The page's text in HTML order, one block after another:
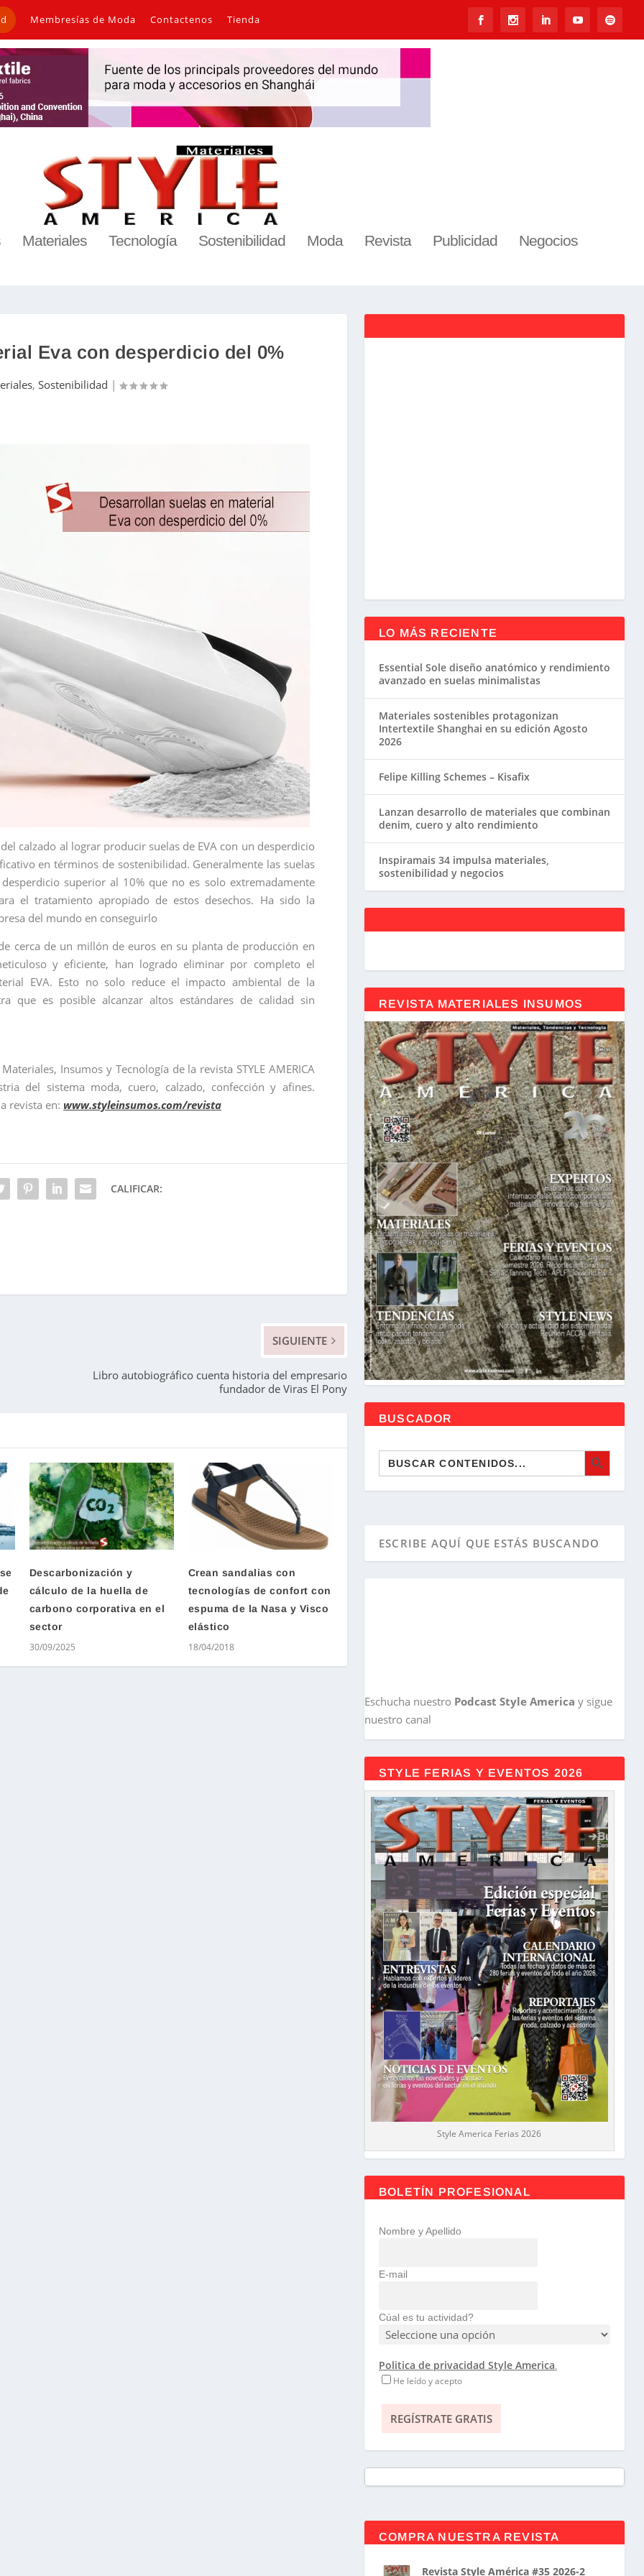
Membresías de Moda Contactenos Tienda
Materiales Tecnología Sostenibilidad Moda Revista Publicidad Negocios
Eva con desperdicio del 0%
,Sostenibilidad |
calzado al lograr producir suelas de EVA con un desperdicio
en términos de sostenibilidad. Generalmente las suelas
superior al 10% que no es solo extremadamente
el tratamiento apropiado de estos desechos. Ha sido la
del mundo en conseguirlo
cerca de un millón de euros en su planta de producción en
y eficiente, han logrado eliminar por completo el
EVA. Esto no solo reduce el impacto ambiental de la
que es posible alcanzar altos estándares de calidad sin
Insumos y Tecnología de la revista STYLE AMERICA
del sistema moda, cuero, calzado, confección y afines.
revista en: www.styleinsumos.com/revista
CALIFICAR:
SIGUIENTE
Libro autobiográfico cuenta historia del empresario
fundador de Viras El Pony
Descarbonización y
cálculo de la huella de
carbono corporativa en el
sector
30/09/2025
Crean sandalias con
tecnologías de confort con
espuma de la Nasa y Visco
elástico
18/04/2018
LO MÁS RECIENTE
Essential Sole diseño anatómico y rendimiento
avanzado en suelas minimalistas
Materiales sostenibles protagonizan
Intertextile Shanghai en su edición Agosto
2026
Felipe Killing Schemes – Kisafix
Lanzan desarrollo de materiales que combinan
denim, cuero y alto rendimiento
Inspiramais 34 impulsa materiales,
sostenibilidad y negocios
REVISTA MATERIALES INSUMOS
BUSCADOR
Buscar: BOTÓN DE BÚSQUEDA
Eschucha nuestro Podcast Style America y sigue
nuestro canal
STYLE FERIAS Y EVENTOS 2026
Style America Ferias 2026
BOLETÍN PROFESIONAL
Nombre y Apellido
E-mail
Cúal es tu actividad?
Politica de privacidad Style America.
He leído y acepto
COMPRA NUESTRA REVISTA
Revista Style América #35 2026-2